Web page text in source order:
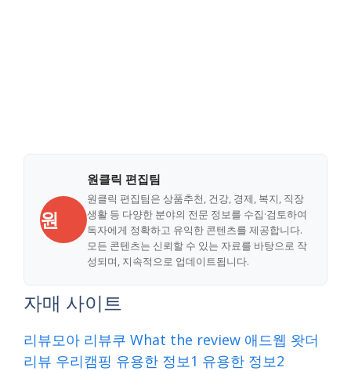
원
원클릭 편집팀
원클릭 편집팀은 상품추천, 건강, 경제, 복지, 직장
생활 등 다양한 분야의 전문 정보를 수집·검토하여
독자에게 정확하고 유익한 콘텐츠를 제공합니다.
모든 콘텐츠는 신뢰할 수 있는 자료를 바탕으로 작
성되며, 지속적으로 업데이트됩니다.
자매 사이트
리뷰모아 리뷰쿠 What the review 애드웹 왓더
리뷰 우리캠핑 유용한 정보1 유용한 정보2